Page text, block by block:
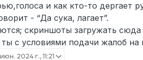
и как кто-то дергает
- “Да сука, лагает”.
скриншоты загружать
с условиями подачи жалоб на
2024 г., 11:21